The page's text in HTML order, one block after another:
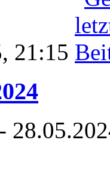
21:15
-